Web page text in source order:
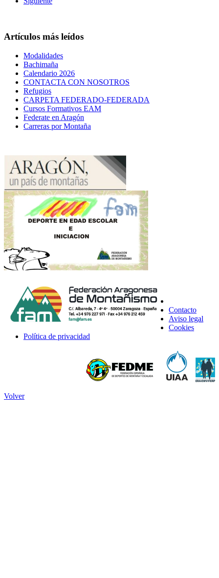
Artículos más leídos
Modalidades
Bachimaña
Calendario 2026
CONTACTA CON NOSOTROS
Refugios
CARPETA FEDERADO-FEDERADA
Cursos Formativos EAM
Federate en Aragón
Carreras por Montaña
Contacto
Aviso legal
Cookies
Política de privacidad
Volver